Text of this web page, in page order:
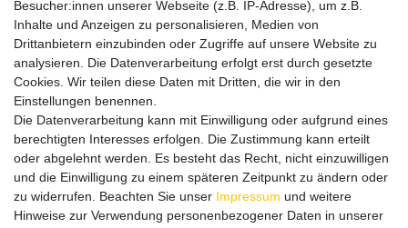
Datenschutz
Impressum
Wir verschicken klimaneutral mit DPD
Zahlungsmethoden
Besucher:innen unserer Webseite (z.B. IP-Adresse), um z.B.
Inhalte und Anzeigen zu personalisieren, Medien von
Drittanbietern einzubinden oder Zugriffe auf unsere Website zu
analysieren. Die Datenverarbeitung erfolgt erst durch gesetzte
Cookies. Wir teilen diese Daten mit Dritten, die wir in den
Einstellungen benennen.
Die Datenverarbeitung kann mit Einwilligung oder aufgrund eines
berechtigten Interesses erfolgen. Die Zustimmung kann erteilt
oder abgelehnt werden. Es besteht das Recht, nicht einzuwilligen
und die Einwilligung zu einem späteren Zeitpunkt zu ändern oder
zu widerrufen. Beachten Sie unser Impressum und weitere
Hinweise zur Verwendung personenbezogener Daten in unserer